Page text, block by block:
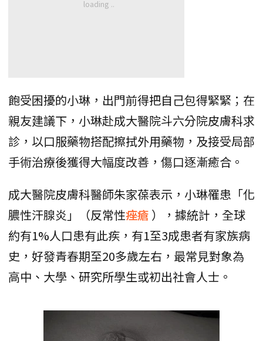
飽受困擾的小琳，出門前得把自己包得緊緊；在
親友建議下，小琳赴成大醫院斗六分院皮膚科求
診，以口服藥物搭配擦拭外用藥物，及接受局部
手術治療後獲得大幅度改善，傷口逐漸癒合。
成大醫院皮膚科醫師朱家葆表示，小琳罹患「化
膿性汗腺炎」（反常性痤瘡 ），據統計，全球
約有1%人口患有此疾，有1至3成患者有家族病
史，好發青春期至20多歲左右，最常見對象為
高中、大學、研究所學生或初出社會人士。